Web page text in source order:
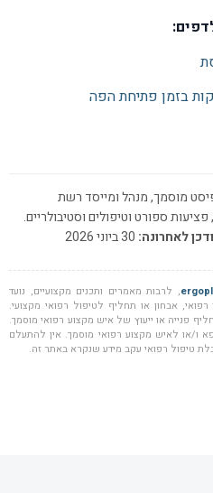
בזמן פתיחת הפה
מוסמך, מנהל ומייסד רשת
ספורט וטיפולים וסטיבולריים.
לאחרונה:
, לרבות מאמרים ותכנים מקצועיים, נועד
רפואי, אבחון או תחליף לטיפול רפואי מקצועי.
פנייה או ייעוץ של איש מקצוע רפואי מוסמך.
ו/או לאיש מקצוע רפואי מוסמך. אין להתעלם
טיפול רפואי עקב מידע שנקרא באתר זה.